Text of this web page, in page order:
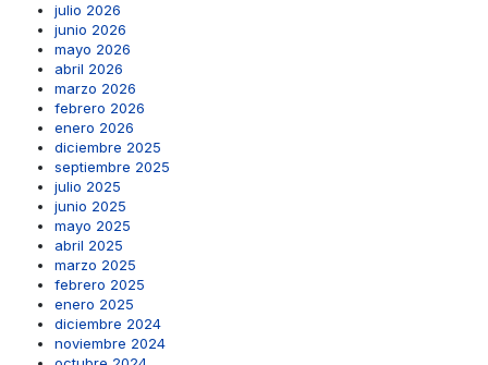
julio 2026
junio 2026
mayo 2026
abril 2026
marzo 2026
febrero 2026
enero 2026
diciembre 2025
septiembre 2025
julio 2025
junio 2025
mayo 2025
abril 2025
marzo 2025
febrero 2025
enero 2025
diciembre 2024
noviembre 2024